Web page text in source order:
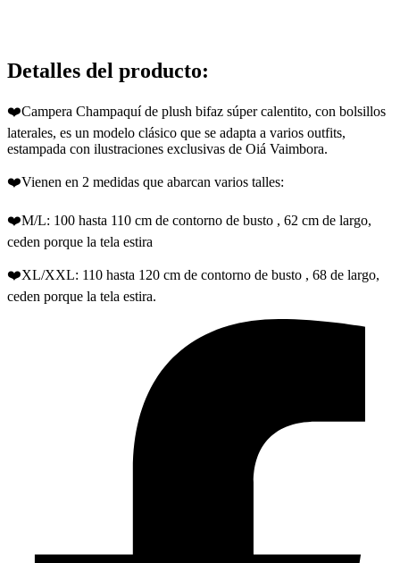
Detalles del producto:
❤️Campera Champaquí de plush bifaz súper calentito, con bolsillos
laterales, es un modelo clásico que se adapta a varios outfits,
estampada con ilustraciones exclusivas de Oiá Vaimbora.
❤️Vienen en 2 medidas que abarcan varios talles:
❤️M/L: 100 hasta 110 cm de contorno de busto , 62 cm de largo,
ceden porque la tela estira
❤️XL/XXL: 110 hasta 120 cm de contorno de busto , 68 de largo,
ceden porque la tela estira.